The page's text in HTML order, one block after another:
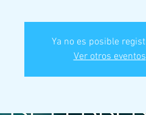
Ya no es posible
Ver otros eventos